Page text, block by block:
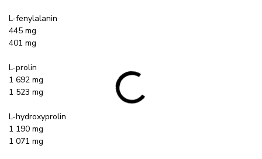
L-fenylalanin
445 mg
401 mg
L-prolin
1 692 mg
1 523 mg
L-hydroxyprolin
1 190 mg
1 071 mg